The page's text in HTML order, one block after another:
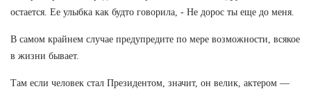
остается. Ее улыбка как будто говорила, - Не дорос ты еще до меня.
В самом крайнем случае предупредите по мере возможности, всякое
в жизни бывает.
Там если человек стал Президентом, значит, он велик, актером —